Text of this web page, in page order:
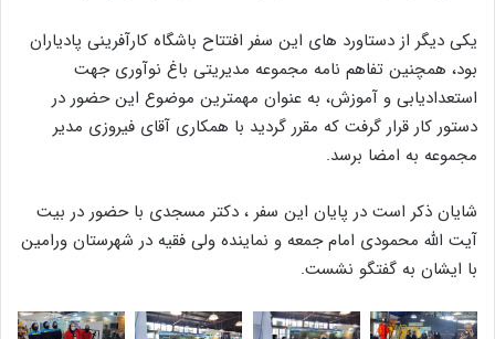
یکی دیگر از دستاورد های این سفر افتتاح باشگاه کارآفرینی پادیاران
بود، همچنین تفاهم نامه مجموعه مدیریتی باغ نوآوری جهت
استعدادیابی و آموزش، به عنوان مهمترین موضوع این حضور در
دستور کار قرار گرفت که مقرر گردید با همکاری آقای فیروزی مدیر
مجموعه به امضا برسد.
شایان ذکر است در پایان این سفر ، دکتر مسجدی با حضور در بیت
آیت الله محمودی امام جمعه و نماینده ولی فقیه در شهرستان ورامین
با ایشان به گفتگو نشست.